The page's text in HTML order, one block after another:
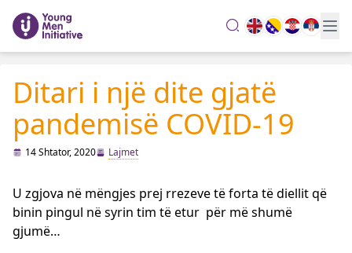
search
Ditari i një dite gjatë
pandemisë COVID-19
14 Shtator, 2020 Lajmet
U zgjova në mëngjes prej rrezeve të forta të diellit që
binin pingul në syrin tim të etur për më shumë
gjumë…